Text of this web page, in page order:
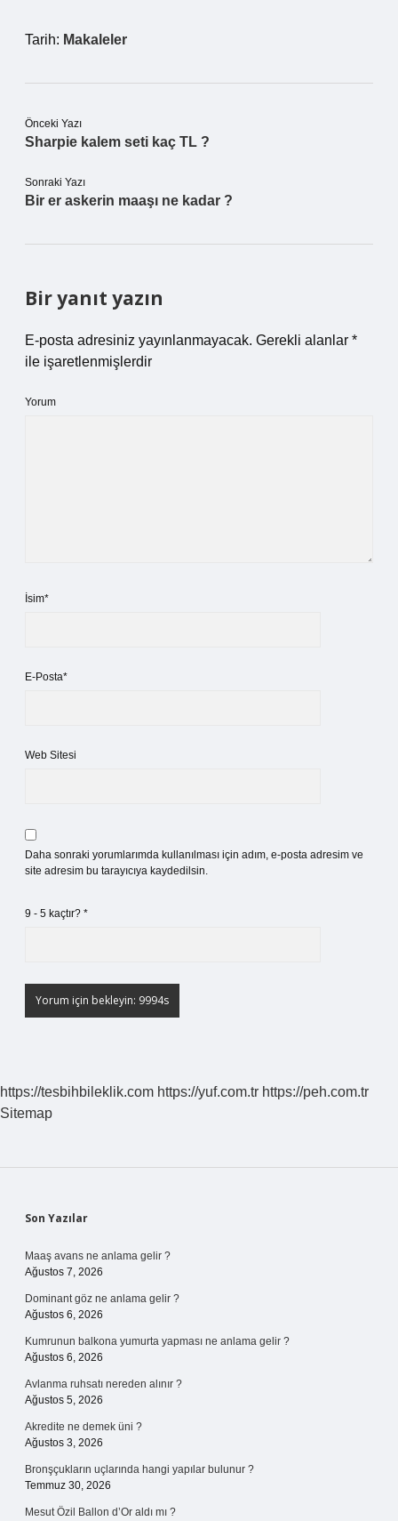
Tarih: Makaleler
Önceki Yazı
Sharpie kalem seti kaç TL ?
Sonraki Yazı
Bir er askerin maaşı ne kadar ?
Bir yanıt yazın
E-posta adresiniz yayınlanmayacak. Gerekli alanlar *
ile işaretlenmişlerdir
Yorum
İsim*
E-Posta*
Web Sitesi
Daha sonraki yorumlarımda kullanılması için adım, e-posta adresim ve
site adresim bu tarayıcıya kaydedilsin.
9 - 5 kaçtır? *
https://tesbihbileklik.com https://yuf.com.tr https://peh.com.tr
Sitemap
Sidebar
Son Yazılar
Maaş avans ne anlama gelir ?
Ağustos 7, 2026
Dominant göz ne anlama gelir ?
Ağustos 6, 2026
Kumrunun balkona yumurta yapması ne anlama gelir ?
Ağustos 6, 2026
Avlanma ruhsatı nereden alınır ?
Ağustos 5, 2026
Akredite ne demek üni ?
Ağustos 3, 2026
Bronşçukların uçlarında hangi yapılar bulunur ?
Temmuz 30, 2026
Mesut Özil Ballon d’Or aldı mı ?